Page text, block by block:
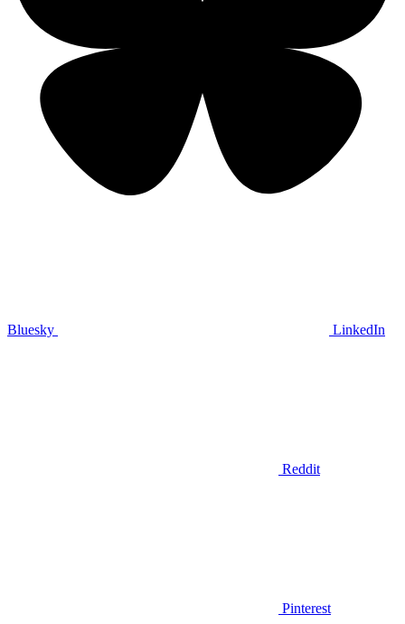
Bluesky LinkedIn
Reddit
Pinterest